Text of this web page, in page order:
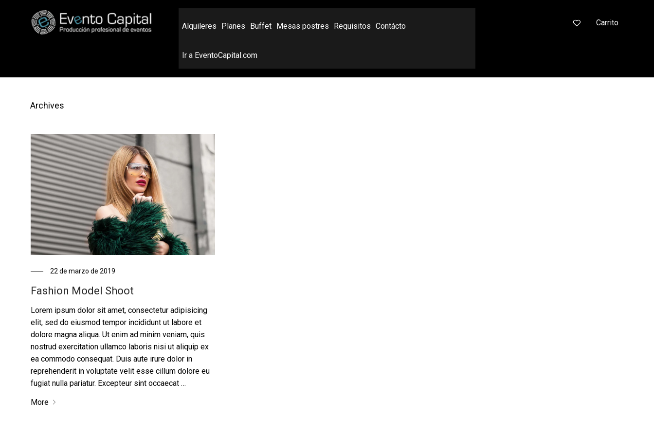
Alquileres Planes Buffet Mesas postres Requisitos Contácto
Ir a EventoCapital.com
Carrito
Archives
22 de marzo de 2019
Fashion Model Shoot
Lorem ipsum dolor sit amet, consectetur adipisicing
elit, sed do eiusmod tempor incididunt ut labore et
dolore magna aliqua. Ut enim ad minim veniam, quis
nostrud exercitation ullamco laboris nisi ut aliquip ex
ea commodo consequat. Duis aute irure dolor in
reprehenderit in voluptate velit esse cillum dolore eu
fugiat nulla pariatur. Excepteur sint occaecat …
More